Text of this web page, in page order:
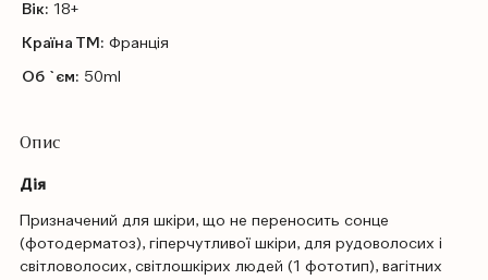
Вік: 18+
Країна ТМ: Франція
Об `єм: 50ml
Опис
Дія
Призначений для шкіри, що не переносить сонце
(фотодерматоз), гіперчутливої ​​шкіри, для рудоволосих і
світловолосих, світлошкірих людей (1 фототип), вагітних